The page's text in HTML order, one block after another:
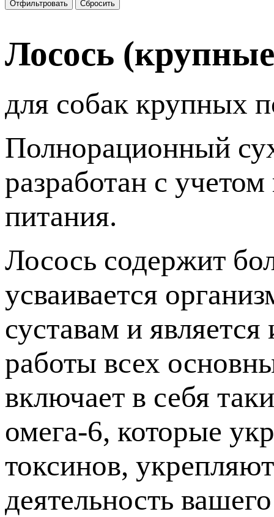
Отфильтровать Сбросить
Лосось
для собак крупных
Полнорационный
разработан с
питания.
Лосось содержит
усваивается
суставам и
работы всех
включает в себя
омега-6, которые
токсинов,
деятельность